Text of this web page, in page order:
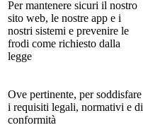
Per mantenere sicuri il nostro
sito web, le nostre app e i
nostri sistemi e prevenire le
frodi come richiesto dalla
legge
Ove pertinente, per soddisfare
i requisiti legali, normativi e di
conformità